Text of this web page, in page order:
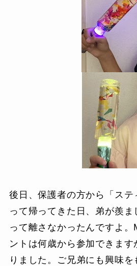
後日、保護者の方から「ステ
って帰ってきた日、弟が羨
って離さなかったんですよ
ントは何歳から参加できます
りました。ご兄弟にも興味を